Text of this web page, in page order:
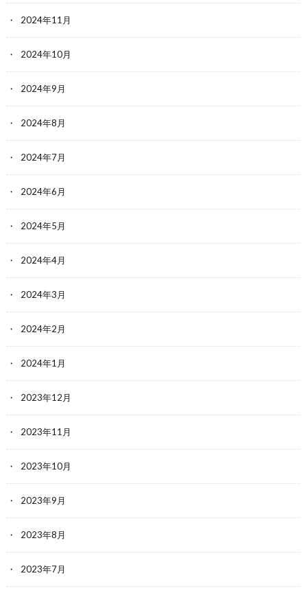
2024年11月
2024年10月
2024年9月
2024年8月
2024年7月
2024年6月
2024年5月
2024年4月
2024年3月
2024年2月
2024年1月
2023年12月
2023年11月
2023年10月
2023年9月
2023年8月
2023年7月